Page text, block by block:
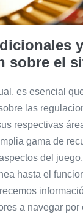
y
sobre el
es esencial
las
respectivas
gama de
del
hasta el
a navegar por